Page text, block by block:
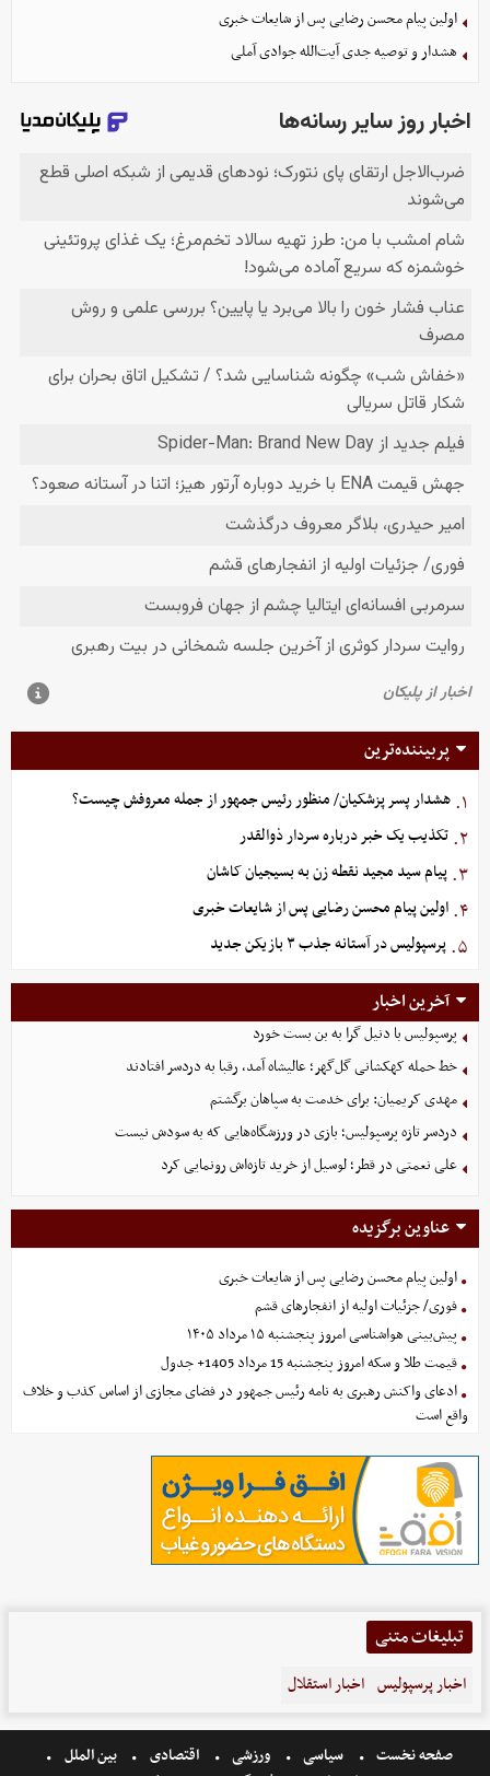
اولین پیام محسن رضایی پس از شایعات خبری
هشدار و توصیه جدی آیت‌الله جوادی آملی
پربیننده‌ترین
۱. هشدار پسر پزشکیان/ منظور رئیس جمهور از جمله معروفش چیست؟
۲. تکذیب یک خبر درباره سردار ذوالقدر
۳. پیام سید مجید نقطه زن به بسیجیان کاشان
۴. اولین پیام محسن رضایی پس از شایعات خبری
۵. پرسپولیس در آستانه جذب ۳ بازیکن جدید
آخرین اخبار
پرسپولیس با دنیل گرا به بن بست خورد
خط حمله کهکشانی گل‌گهر؛ عالیشاه آمد، رقبا به دردسر افتادند
مهدی کریمیان: برای خدمت به سپاهان برگشتم
دردسر تازه پرسپولیس؛ بازی در ورزشگاه‌هایی که به سودش نیست
علی نعمتی در قطر؛ لوسیل از خرید تازه‌اش رونمایی کرد
عناوین برگزیده
اولین پیام محسن رضایی پس از شایعات خبری
فوری/ جزئیات اولیه از انفجارهای قشم
پیش‌بینی هواشناسی امروز پنجشنبه ۱۵ مرداد ۱۴۰۵
قیمت طلا و سکه امروز پنجشنبه 15 مرداد 1405+ جدول
ادعای واکنش رهبری به نامه رئیس جمهور در فضای مجازی از اساس کذب و خلاف
واقع است
تبلیغات متنی
اخبار پرسپولیس اخبار استقلال
صفحه نخست سیاسی ورزشی اقتصادی
بین الملل